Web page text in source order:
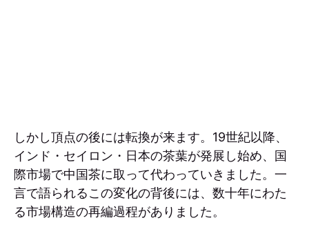
しかし頂点の後には転換が来ます。19世紀以降、
インド・セイロン・日本の茶葉が発展し始め、国
際市場で中国茶に取って代わっていきました。一
言で語られるこの変化の背後には、数十年にわた
る市場構造の再編過程がありました。